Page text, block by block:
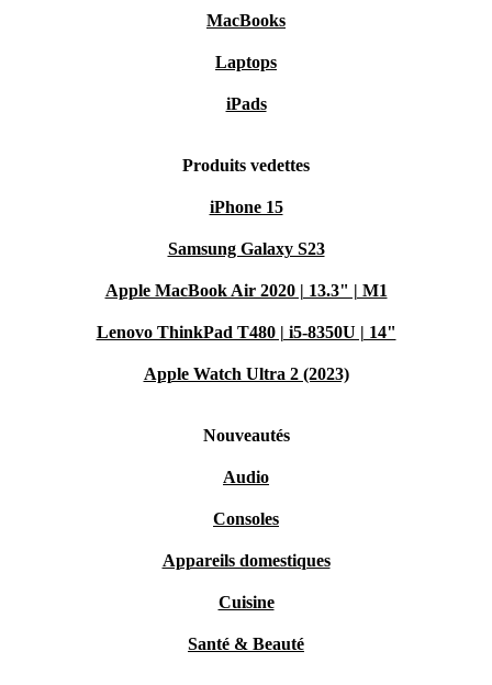
MacBooks
Laptops
iPads
Produits vedettes
iPhone 15
Samsung Galaxy S23
Apple MacBook Air 2020 | 13.3" | M1
Lenovo ThinkPad T480 | i5-8350U | 14"
Apple Watch Ultra 2 (2023)
Nouveautés
Audio
Consoles
Appareils domestiques
Cuisine
Santé & Beauté